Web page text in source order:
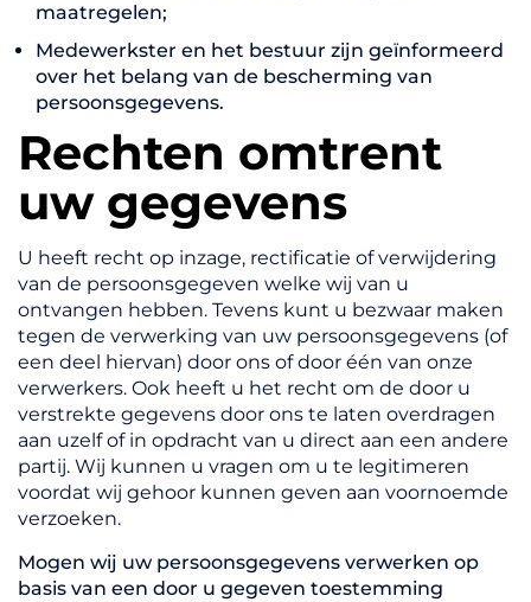
maatregelen;
Medewerkster en het bestuur zijn geïnformeerd
over het belang van de bescherming van
persoonsgegevens.
Rechten omtrent
uw gegevens
U heeft recht op inzage, rectificatie of verwijdering
van de persoonsgegeven welke wij van u
ontvangen hebben. Tevens kunt u bezwaar maken
tegen de verwerking van uw persoonsgegevens (of
een deel hiervan) door ons of door één van onze
verwerkers. Ook heeft u het recht om de door u
verstrekte gegevens door ons te laten overdragen
aan uzelf of in opdracht van u direct aan een andere
partij. Wij kunnen u vragen om u te legitimeren
voordat wij gehoor kunnen geven aan voornoemde
verzoeken.
Mogen wij uw persoonsgegevens verwerken op
basis van een door u gegeven toestemming